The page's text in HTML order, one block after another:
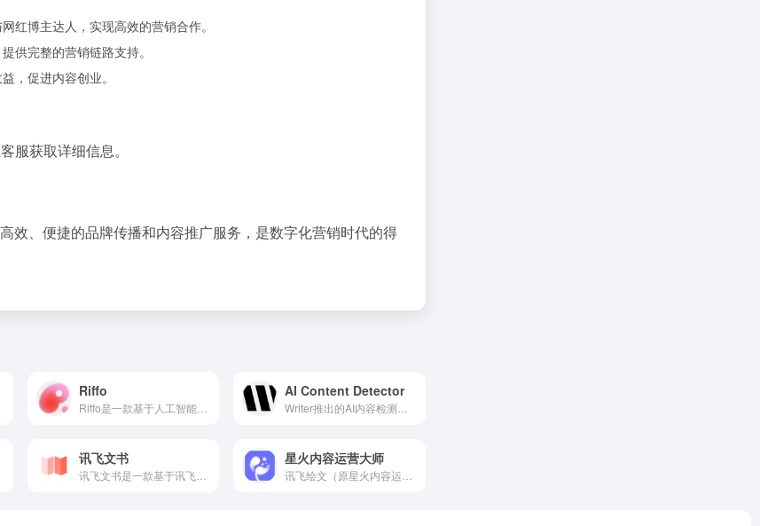
红博主达人，实现高效的营销合作。
供完整的营销链路支持。
，促进内容创业。
服获取详细信息。
效、便捷的品牌传播和内容推广服务，是数字化营销时代的得
Riffo
Riffo是一款基于人工智能的文件重命名和管理工具，旨在帮助用户自动整理和重命名杂乱的文件，提升数字生活的整洁度和工作效率。
AI Content Detector
讯飞文书 星火内容运营大师